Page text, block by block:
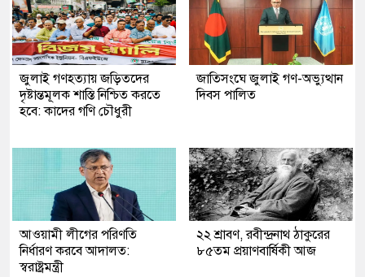
জুলাই গণহত্যায় জড়িতদের
দৃষ্টান্তমূলক শাস্তি নিশ্চিত করতে
হবে: কাদের গণি চৌধুরী
জাতিসংঘে জুলাই গণ-অভ্যুত্থান
দিবস পালিত
আওয়ামী লীগের পরিণতি
নির্ধারণ করবে আদালত:
স্বরাষ্ট্রমন্ত্রী
২২ শ্রাবণ, রবীন্দ্রনাথ ঠাকুরের
৮৫তম প্রয়াণবার্ষিকী আজ